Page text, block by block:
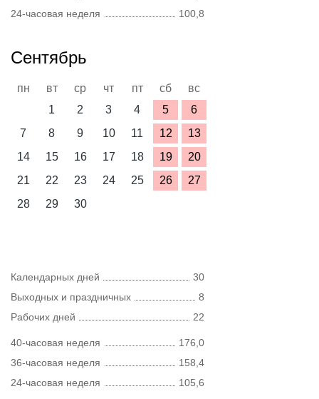
24-часовая неделя
100,8
Сентябрь
пн вт ср чт пт сб
вс
1
2 3 4 5
6
7
8 9 10 11 12
13
14
15 16 17 18 19
20
21
22 23 24 25 26
27
28
29 30
Календарных дней
30
Выходных и праздничных
8
Рабочих дней
22
40-часовая неделя
176,0
36-часовая неделя
158,4
24-часовая неделя
105,6